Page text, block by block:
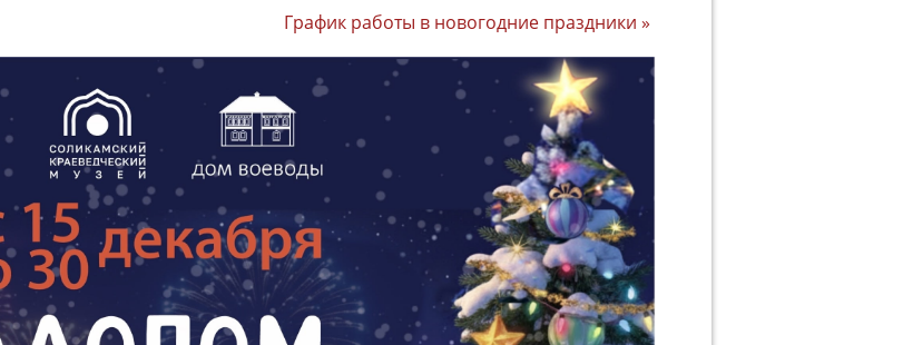
График работы в новогодние праздники »